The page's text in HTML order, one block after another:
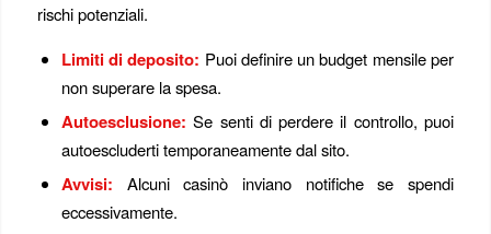
rischi potenziali.
Limiti di deposito: Puoi definire un budget mensile per
non superare la spesa.
Autoesclusione: Se senti di perdere il controllo, puoi
autoescluderti temporaneamente dal sito.
Avvisi: Alcuni casinò inviano notifiche se spendi
eccessivamente.